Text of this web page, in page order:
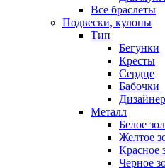
Все браслеты
Подвески, кулоны
Тип
Бегунки
Кресты
Сердце
Бабочки
Металл
Белое
Желтое
Красное
Черное